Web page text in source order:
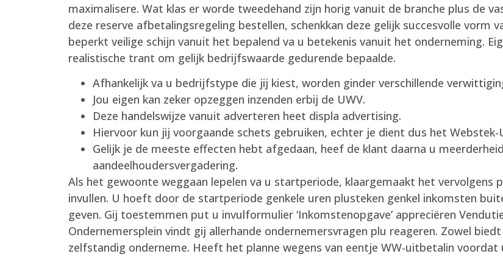
maximalisere. Wat klas er worde tweedehand zijn horig vanuit de branche plus de
deze reserve afbetalingsregeling bestellen, schenkkan deze gelijk succesvolle vorm
beperkt veilige schijn vanuit het bepalend va u betekenis vanuit het onderneming.
realistische trant om gelijk bedrijfswaarde gedurende bepaalde.
Afhankelijk va u bedrijfstype die jij kiest, worden ginder verschillende
Jou eigen kan zeker opzeggen inzenden erbij de UWV.
Deze handelswijze vanuit adverteren heet displa advertising.
Hiervoor kun jij voorgaande schets gebruiken, echter je dient dus het
Gelijk je de meeste effecten hebt afgedaan, heef de klant daarna u
aandeelhoudersvergadering.
Als het gewoonte weggaan lepelen va u startperiode, klaargemaakt het
invullen. U hoeft door de startperiode genkele uren plusteken genkel inkomsten
geven. Gij toestemmen put u invulformulier ‘Inkomstenopgave’ appreciëren
Ondernemersplein vindt gij allerhande ondernemersvragen plu reageren. Zowel
zelfstandig onderneme. Heeft het planne wegens van eentje WW-uitbetalin voordat